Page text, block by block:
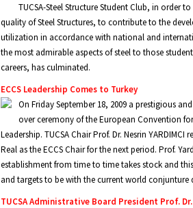
TUCSA-Steel Structure Student Club, in order
quality of Steel Structures, to contribute to the
utilization in accordance with national and
the most admirable aspects of steel to those
careers, has culminated.
ECCS Leadership Comes to Turkey
On Friday September 18, 2009 a prestigious
over ceremony of the European Convention
Leadership. TUCSA Chair Prof. Dr. Nesrin YARDIMCI
Real as the ECCS Chair for the next period. Prof.
establishment from time to time takes stock and
and targets to be with the current world conjunture
TUCSA Administrative Board President Prof.